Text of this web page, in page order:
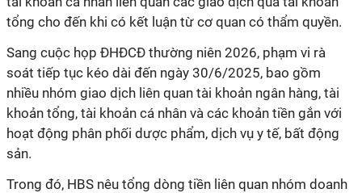
tổng cho đến khi có kết luận từ cơ quan có thẩm quyền.
Sang cuộc họp ĐHĐCĐ thường niên 2026, phạm vi rà
soát tiếp tục kéo dài đến ngày 30/6/2025, bao gồm
nhiều nhóm giao dịch liên quan tài khoản ngân hàng, tài
khoản tổng, tài khoản cá nhân và các khoản tiền gắn với
hoạt động phân phối dược phẩm, dịch vụ y tế, bất động
sản.
Trong đó, HBS nêu tổng dòng tiền liên quan nhóm doanh